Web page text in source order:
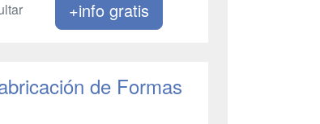
+info gratis
de Formas